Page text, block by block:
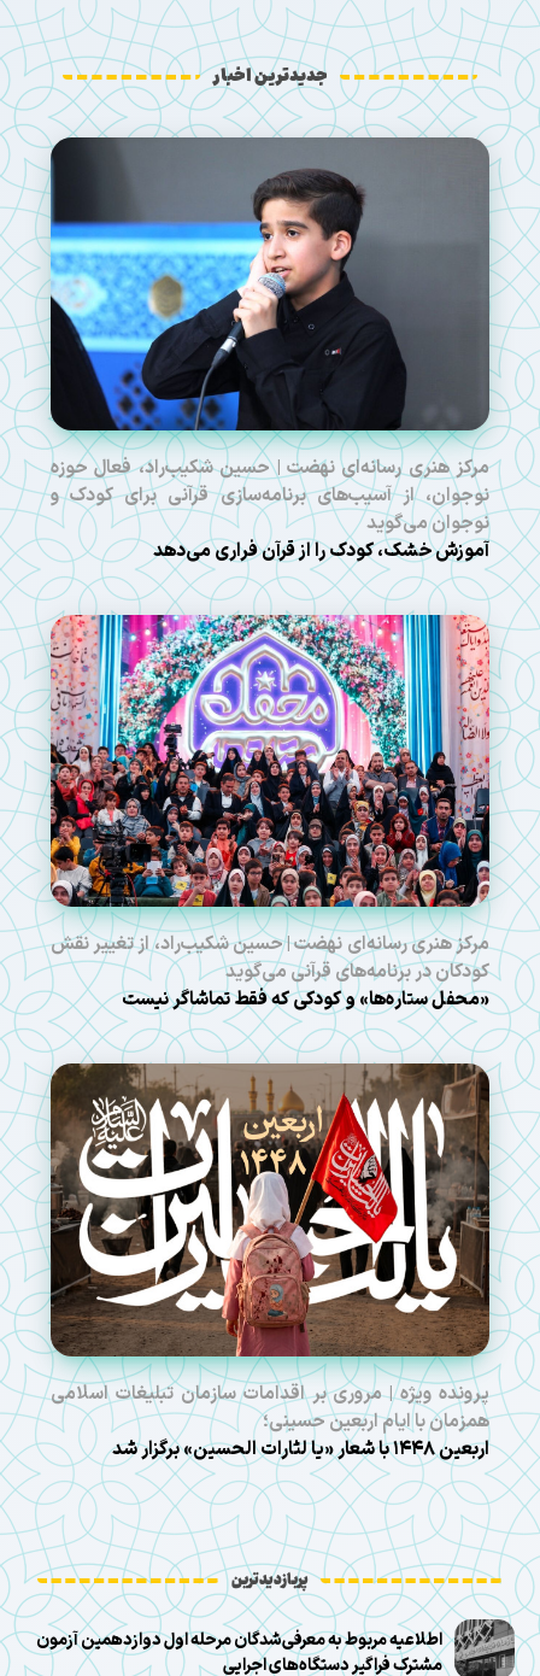
جدیدترین اخبار
مرکز هنری رسانه‌ای نهضت | حسین شکیب‌راد، فعال حوزه
نوجوان، از آسیب‌های برنامه‌سازی قرآنی برای کودک و
نوجوان می‌گوید
آموزش خشک، کودک را از قرآن فراری می‌دهد
مرکز هنری رسانه‌ای نهضت | حسین شکیب‌راد، از تغییر نقش
کودکان در برنامه‌های قرآنی می‌گوید
«محفل ستاره‌ها» و کودکی که فقط تماشاگر نیست
پرونده ویژه | مروری بر اقدامات سازمان تبلیغات اسلامی
همزمان با ایام اربعین حسینی؛
اربعین ۱۴۴۸ با شعار «یا لثارات الحسین» برگزار شد
پربازدیدترین
اطلاعیه مربوط به معرفی‌شدگان مرحله اول دوازدهمین آزمون
مشترک فراگیر دستگاه‌های اجرایی